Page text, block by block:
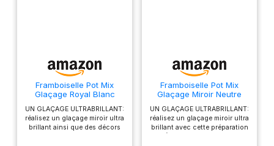
Framboiselle Pot Mix
Glaçage Royal Blanc
UN GLAÇAGE ULTRABRILLANT:
réalisez un glaçage miroir ultra
brillant ainsi que des décors
Framboiselle Pot Mix
Glaçage Miroir Neutre
UN GLAÇAGE ULTRABRILLANT:
réalisez un glaçage miroir ultra
brillant avec cette préparation